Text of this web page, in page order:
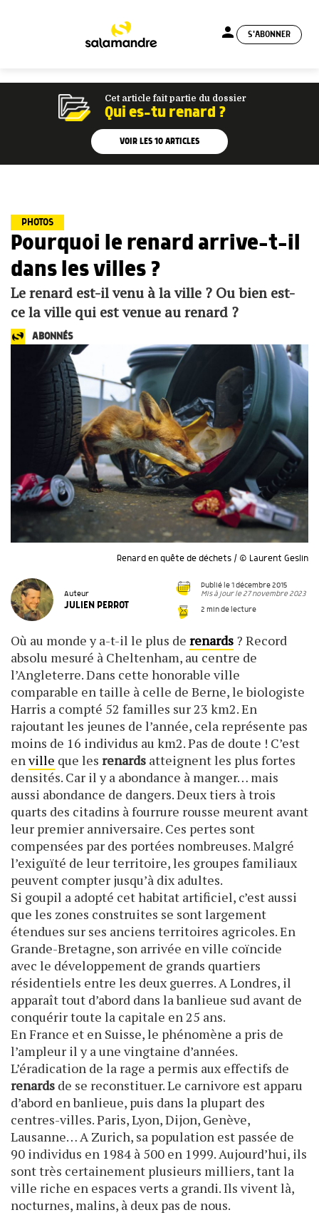
person S'ABONNER
Cet article fait partie du dossier
Qui es-tu renard ?
VOIR LES 10 ARTICLES
PHOTOS
Pourquoi le renard arrive-t-il
dans les villes ?
Le renard est-il venu à la ville ? Ou bien est-
ce la ville qui est venue au renard ?
ABONNÉS
Renard en quête de déchets / © Laurent Geslin
Auteur
JULIEN PERROT
Publié le 1 décembre 2015
Mis à jour le 27 novembre 2023
2 min de lecture
Où au monde y a-t-il le plus de renards ? Record
absolu mesuré à Cheltenham, au centre de
l’Angleterre. Dans cette honorable ville
comparable en taille à celle de Berne, le biologiste
Harris a compté 52 familles sur 23 km2. En
rajoutant les jeunes de l’année, cela représente pas
moins de 16 individus au km2. Pas de doute ! C’est
enville que les renards atteignent les plus fortes
densités. Car il y a abondance à manger… mais
aussi abondance de dangers. Deux tiers à trois
quarts des citadins à fourrure rousse meurent avant
leur premier anniversaire. Ces pertes sont
compensées par des portées nombreuses. Malgré
l’exiguïté de leur territoire, les groupes familiaux
peuvent compter jusqu’à dix adultes.
Si goupil a adopté cet habitat artificiel, c’est aussi
que les zones construites se sont largement
étendues sur ses anciens territoires agricoles. En
Grande-Bretagne, son arrivée en ville coïncide
avec le développement de grands quartiers
résidentiels entre les deux guerres. A Londres, il
apparaît tout d’abord dans la banlieue sud avant de
conquérir toute la capitale en 25 ans.
En France et en Suisse, le phénomène a pris de
l’ampleur il y a une vingtaine d’années.
L’éradication de la rage a permis aux effectifs de
renards de se reconstituer. Le carnivore est apparu
d’abord en banlieue, puis dans la plupart des
centres-villes. Paris, Lyon, Dijon, Genève,
Lausanne… A Zurich, sa population est passée de
90 individus en 1984 à 500 en 1999. Aujourd’hui, ils
sont très certainement plusieurs milliers, tant la
ville riche en espaces verts a grandi. Ils vivent là,
nocturnes, malins, à deux pas de nous.